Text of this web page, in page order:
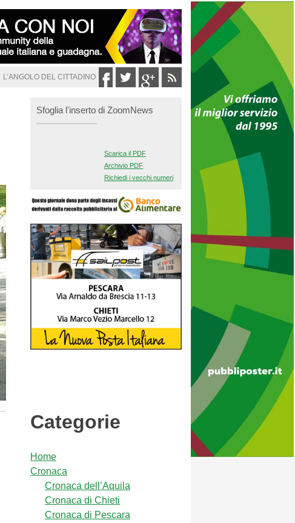
L’ANGOLO DEL CITTADINO
Sfoglia l'inserto di ZoomNews
Scarica il PDF
Archivio PDF
Richiedi i vecchi numeri
Categorie
Home
Cronaca
Cronaca dell’Aquila
Cronaca di Chieti
Cronaca di Pescara